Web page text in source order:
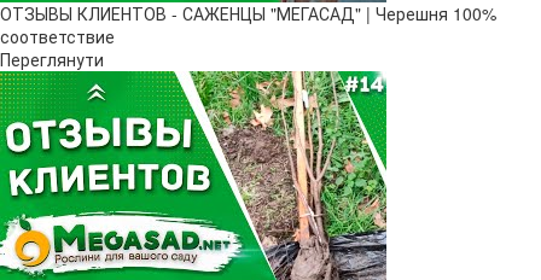
ОТЗЫВЫ КЛИЕНТОВ - САЖЕНЦЫ "МЕГАСАД" | Черешня 100%
соответствие
Переглянути